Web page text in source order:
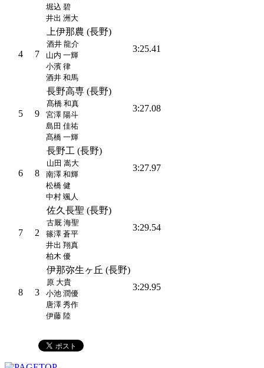
堀込 碧
井出 洲大
4 7
上伊那農 (長野)
酒井 龍介
山内 一輝
小濱 律
酒井 和馬
3:25.41
5 9
長野高専 (長野)
髙橋 和真
宮澤 陽斗
島田 佳祐
髙橋 一輝
3:27.08
6 8
長野工 (長野)
山田 嵩大
南澤 和輝
松橋 健
中村 颯人
3:27.97
7 2
佐久長聖 (長野)
古厩 海聖
篠澤 蒼平
井出 翔真
柏木 優
3:29.54
8 3
伊那弥生ヶ丘 (長野)
原 大貴
小池 潤優
唐澤 秀作
伊藤 陸
3:29.95